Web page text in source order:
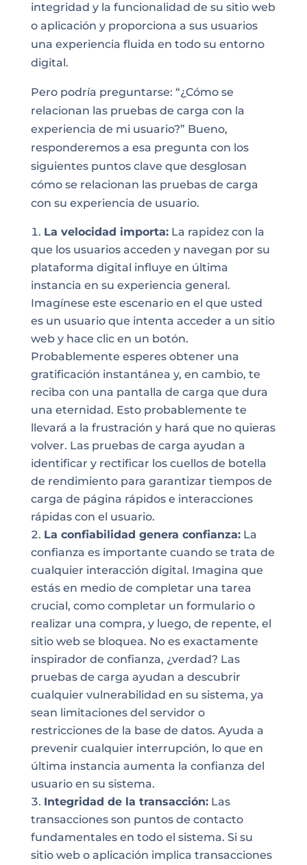
integridad y la funcionalidad de su sitio web
o aplicación y proporciona a sus usuarios
una experiencia fluida en todo su entorno
digital.
Pero podría preguntarse: “¿Cómo se
relacionan las pruebas de carga con la
experiencia de mi usuario?” Bueno,
responderemos a esa pregunta con los
siguientes puntos clave que desglosan
cómo se relacionan las pruebas de carga
con su experiencia de usuario.
La velocidad importa:La rapidez con la
que los usuarios acceden y navegan por su
plataforma digital influye en última
instancia en su experiencia general.
Imagínese este escenario en el que usted
es un usuario que intenta acceder a un sitio
web y hace clic en un botón.
Probablemente esperes obtener una
gratificación instantánea y, en cambio, te
reciba con una pantalla de carga que dura
una eternidad. Esto probablemente te
llevará a la frustración y hará que no quieras
volver. Las pruebas de carga ayudan a
identificar y rectificar los cuellos de botella
de rendimiento para garantizar tiempos de
carga de página rápidos e interacciones
rápidas con el usuario.
La confiabilidad genera confianza:La
confianza es importante cuando se trata de
cualquier interacción digital. Imagina que
estás en medio de completar una tarea
crucial, como completar un formulario o
realizar una compra, y luego, de repente, el
sitio web se bloquea. No es exactamente
inspirador de confianza, ¿verdad? Las
pruebas de carga ayudan a descubrir
cualquier vulnerabilidad en su sistema, ya
sean limitaciones del servidor o
restricciones de la base de datos. Ayuda a
prevenir cualquier interrupción, lo que en
última instancia aumenta la confianza del
usuario en su sistema.
Integridad de la transacción:Las
transacciones son puntos de contacto
fundamentales en todo el sistema. Si su
sitio web o aplicación implica transacciones